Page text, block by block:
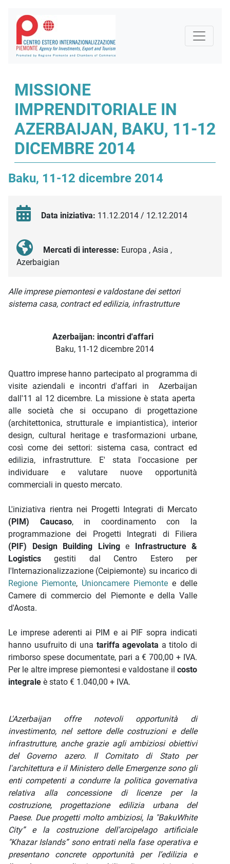
MISSIONE
IMPRENDITORIALE IN
AZERBAIJAN, BAKU, 11-12
DICEMBRE 2014
Baku, 11-12 dicembre 2014
Data iniziativa: 11.12.2014 / 12.12.2014
Mercati di interesse: Europa , Asia ,
Azerbaigian
Descrizione iniziativa
Alle imprese piemontesi e valdostane dei settori
sistema casa, contract ed edilizia, infrastrutture
Azerbaijan: incontri d'affari
Baku, 11-12 dicembre 2014
Quattro imprese hanno partecipato al programma di
visite aziendali e incontri d'affari in Azerbaijan
dall'11 al 12 dicembre. La missione è stata aperta
alle società che si occupano di progettazione
(architettonica, strutturale e impiantistica), interior
design, cultural heritage e trasformazioni urbane,
così come dei settori: sistema casa, contract ed
edilizia, infrastrutture. E' stata l'occasione per
individuare e valutare nuove opportunità
commerciali in questo mercato.
L'iniziativa rientra nei Progetti Integrati di Mercato
(PIM) Caucaso, in coordinamento con la
programmazione dei Progetti Integrati di Filiera
(PIF) Design Building Livinge Infrastructure &
Logistics gestiti dal Centro Estero per
l'Internazionalizzazione (Ceipiemonte) su incarico di
Regione Piemonte, Unioncamere Piemonte e delle
Camere di commercio del Piemonte e della Valle
d'Aosta.
Le imprese aderenti ai PIM e ai PIF sopra indicati
hanno usufruito di una tariffa agevolata a titolo di
rimborso spese documentate, pari a € 700,00 + IVA.
Per le altre imprese piemontesi e valdostane il costo
integrale è stato € 1.040,00 + IVA.
L'Azerbaijan offre notevoli opportunità di
investimento, nel settore delle costruzioni e delle
infrastrutture, anche grazie agli ambiziosi obiettivi
del Governo azero. Il Comitato di Stato per
l'architettura e il Ministero delle Emergenze sono gli
enti competenti a condurre la politica governativa
relativa alla concessione di licenze per la
costruzione, progettazione edilizia urbana del
Paese. Due progetti molto ambiziosi, la "BakuWhite
City” e la costruzione dell’arcipelago artificiale
"Khazar Islands” sono entrati nella fase operativa e
presentano concrete opportunità per l’edilizia e